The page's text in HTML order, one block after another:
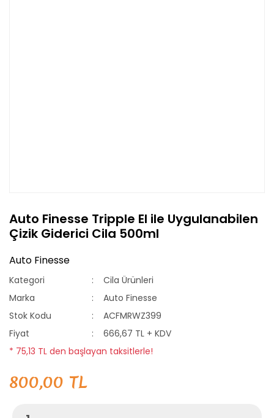
Auto Finesse Tripple El ile Uygulanabilen
Çizik Giderici Cila 500ml
Auto Finesse
Kategori
Cila Ürünleri
Marka
Auto Finesse
Stok Kodu
ACFMRWZ399
Fiyat
666,67 TL + KDV
* 75,13 TL den başlayan taksitlerle!
800,00 TL